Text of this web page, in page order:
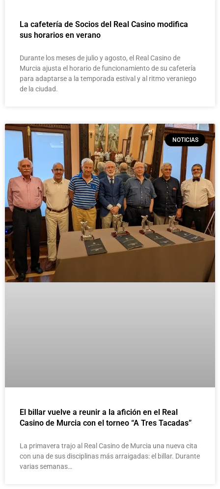
La cafetería de Socios del Real Casino modifica
sus horarios en verano
Durante los meses de julio y agosto, el Real Casino de
Murcia ajusta el horario de funcionamiento de su cafetería
para adaptarse a la temporada estival y al ritmo veraniego
de la ciudad.
NOTICIAS
El billar vuelve a reunir a la afición en el Real
Casino de Murcia con el torneo “A Tres Tacadas”
La primavera trajo al Real Casino de Murcia una nueva cita
con una de sus disciplinas más arraigadas: el billar. Durante
varias semanas…